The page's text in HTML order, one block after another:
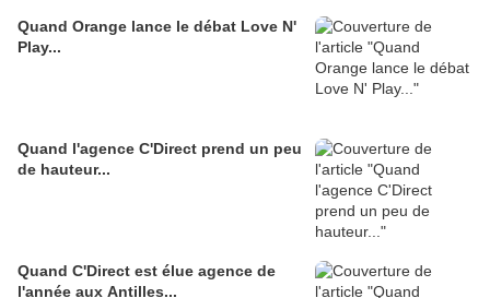
Quand Orange lance le débat Love N'
Play...
Quand l'agence C'Direct prend un peu
de hauteur...
Quand C'Direct est élue agence de
l'année aux Antilles...